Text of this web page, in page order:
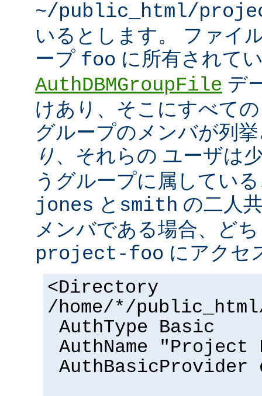
~/public_html/
いるとします。 ファイ
ープ foo に所有されて
AuthDBMGroupFile デ
けあり、そこにすべて
グループのメンバが列
り、それらの ユーザは
うグループに属してい
jones と smith の二人
メンバである場合、ど
project-foo にアクセ
<Directory
/home/*/
AuthType Basic
AuthName
AuthBasicProvider